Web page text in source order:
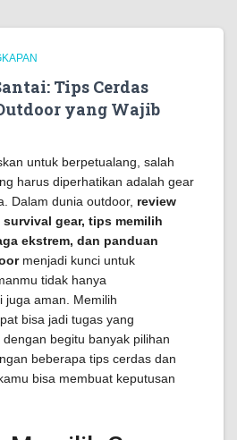
Tips Cerdas
yang Wajib
untuk berpetualang, salah
harus diperhatikan adalah gear
Dalam dunia outdoor, review
gear, tips memilih
ekstrem, dan panduan
menjadi kunci untuk
tidak hanya
juga aman. Memilih
bisa jadi tugas yang
begitu banyak pilihan
beberapa tips cerdas dan
bisa membuat keputusan